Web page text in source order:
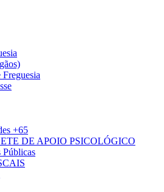
+65
DE APOIO PSICOLÓGICO
Públicas